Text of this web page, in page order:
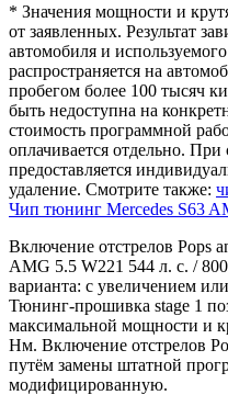
* Значения мощности и
от заявленных. Результат
автомобиля и
распространяется на
пробегом более 100 тысяч
быть недоступна на
стоимость программной
оплачивается отдельно. При
предоставляется
удаление. Смотрите также:
Чип тюнинг Mercedes S63
Включение отстрелов Pops
AMG 5.5 W221 544 л. с. /
варианта: с увеличением
Тюнинг-прошивка stage 1
максимальной мощности и
Нм. Включение отстрелов
путём замены штатной
модифицированную.